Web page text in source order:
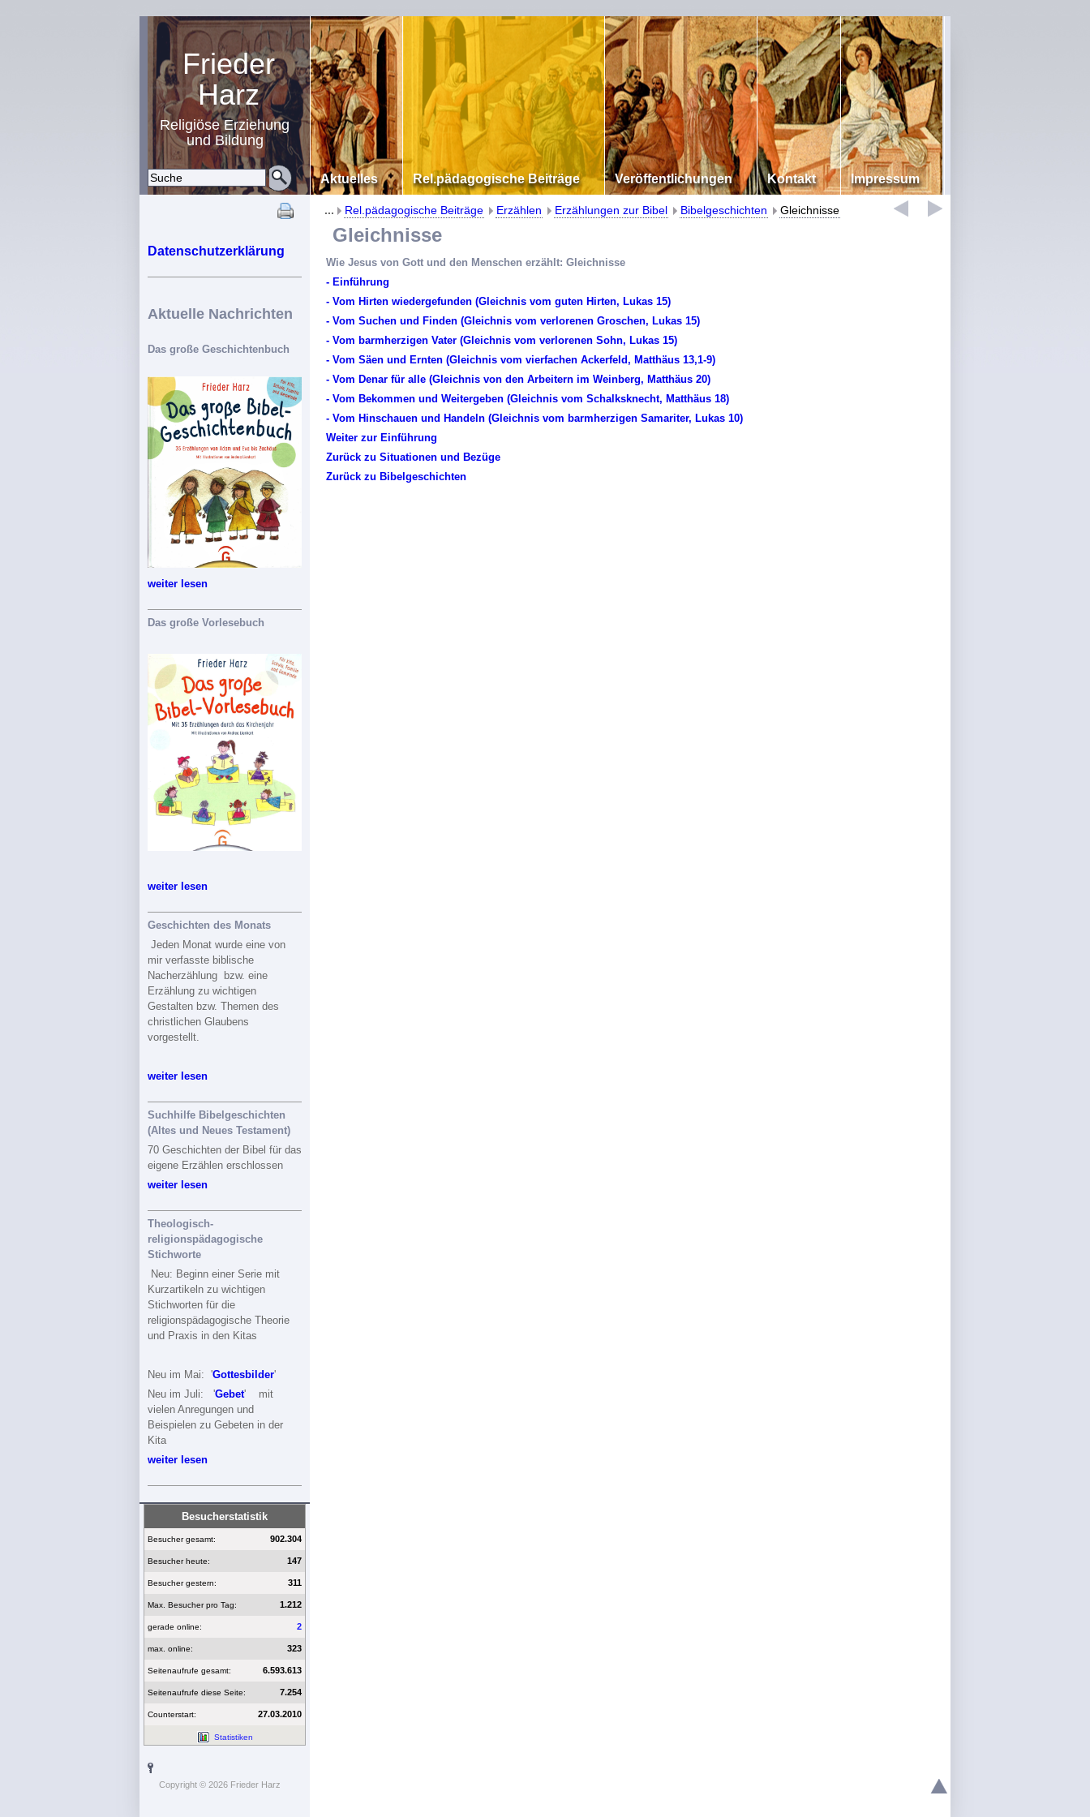
Frieder
Harz
Religiöse Erziehung
und Bildung
Aktuelles Rel.pädagogische Beiträge Veröffentlichungen Kontakt Impressum
Datenschutzerklärung
Aktuelle Nachrichten
Das große Geschichtenbuch
weiter lesen
Das große Vorlesebuch
weiter lesen
Geschichten des Monats
Jeden Monat wurde eine von
mir verfasste biblische
Nacherzählung bzw. eine
Erzählung zu wichtigen
Gestalten bzw. Themen des
christlichen Glaubens
vorgestellt.
weiter lesen
Suchhilfe Bibelgeschichten
(Altes und Neues Testament)
70 Geschichten der Bibel für das
eigene Erzählen erschlossen
weiter lesen
Theologisch-
religionspädagogische
Stichworte
Neu: Beginn einer Serie mit
Kurzartikeln zu wichtigen
Stichworten für die
religionspädagogische Theorie
und Praxis in den Kitas
Neu im Mai: 'Gottesbilder'
Neu im Juli: 'Gebet' mit
vielen Anregungen und
Beispielen zu Gebeten in der
Kita
weiter lesen
Besucherstatistik
Besucher gesamt: 902.304
Besucher heute: 147
Besucher gestern: 311
Max. Besucher pro Tag: 1.212
gerade online: 2
max. online: 323
Seitenaufrufe gesamt: 6.593.613
Seitenaufrufe diese Seite: 7.254
Counterstart: 27.03.2010
Statistiken
... Rel.pädagogische Beiträge Erzählen Erzählungen zur Bibel Bibelgeschichten Gleichnisse
Gleichnisse
Wie Jesus von Gott und den Menschen erzählt: Gleichnisse
- Einführung
- Vom Hirten wiedergefunden (Gleichnis vom guten Hirten, Lukas 15)
- Vom Suchen und Finden (Gleichnis vom verlorenen Groschen, Lukas 15)
- Vom barmherzigen Vater (Gleichnis vom verlorenen Sohn, Lukas 15)
- Vom Säen und Ernten (Gleichnis vom vierfachen Ackerfeld, Matthäus 13,1-9)
- Vom Denar für alle (Gleichnis von den Arbeitern im Weinberg, Matthäus 20)
- Vom Bekommen und Weitergeben (Gleichnis vom Schalksknecht, Matthäus 18)
- Vom Hinschauen und Handeln (Gleichnis vom barmherzigen Samariter, Lukas 10)
Weiter zur Einführung
Zurück zu Situationen und Bezüge
Zurück zu Bibelgeschichten
Copyright © 2026 Frieder Harz